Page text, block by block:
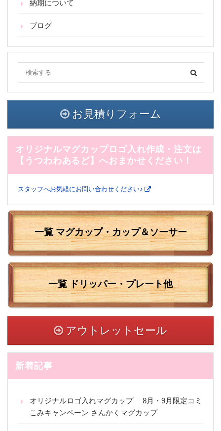
納期について
ブログ
お見積りフォーム
オリジナルマグカップロゴ入れ作成・注文は
【うつわわあるど】へおまかせください！
スタッフへお気軽にお問い合わせください♪
一覧 マグカップ・カップ＆ソーサー
一覧ドリッパー・プレート他
アウトレットセール
新着記事
オリジナルロゴ入れマグカップ 8月・9月限定コミ
こみキャンペーン さんかくマグカップ